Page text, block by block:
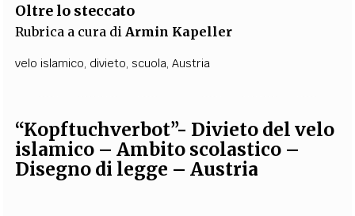
Oltre lo steccato
Rubrica a cura di Armin Kapeller
velo islamico, divieto,scuola,Austria
“Kopftuchverbot”- Divieto del velo
islamico – Ambito scolastico –
Disegno di legge – Austria